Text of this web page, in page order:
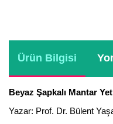
Ürün Bilgisi
Beyaz Şapkalı Mantar
Yazar: Prof. Dr. Bülent